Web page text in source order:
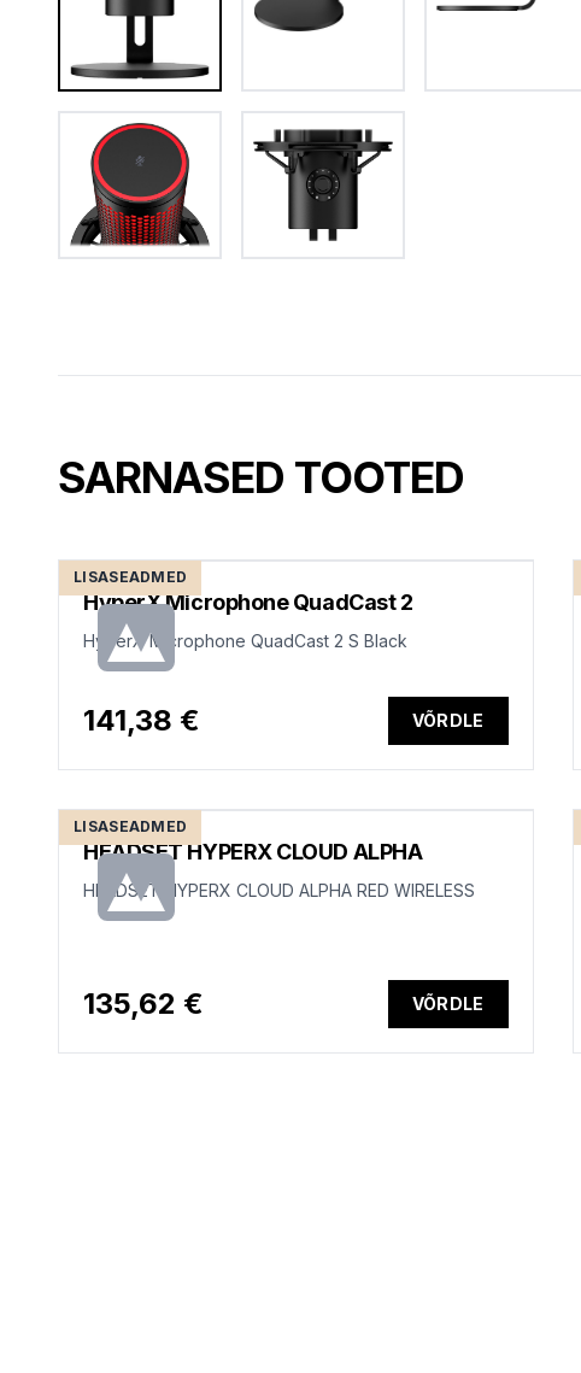
SARNASED TOOTED
LISASEADMED
HyperX Microphone QuadCast 2
HyperX Microphone QuadCast 2 S Black
141,38 € VÕRDLE
LISASEADMED
HEADSET HYPERX CLOUD ALPHA
HEADSET HYPERX CLOUD ALPHA RED WIRELESS
135,62 € VÕRDLE